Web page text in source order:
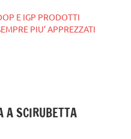
E IGP PRODOTTI
PIU’ APPREZZATI
A SCIRUBETTA